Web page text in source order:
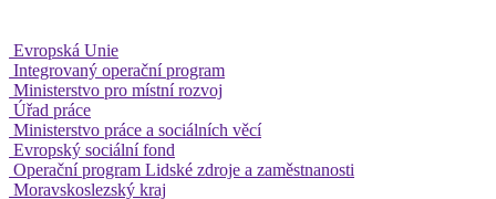
Evropská Unie
Integrovaný operační program
Ministerstvo pro místní rozvoj
Úřad práce
Ministerstvo práce a sociálních věcí
Evropský sociální fond
Operační program Lidské zdroje a zaměstnanosti
Moravskoslezský kraj